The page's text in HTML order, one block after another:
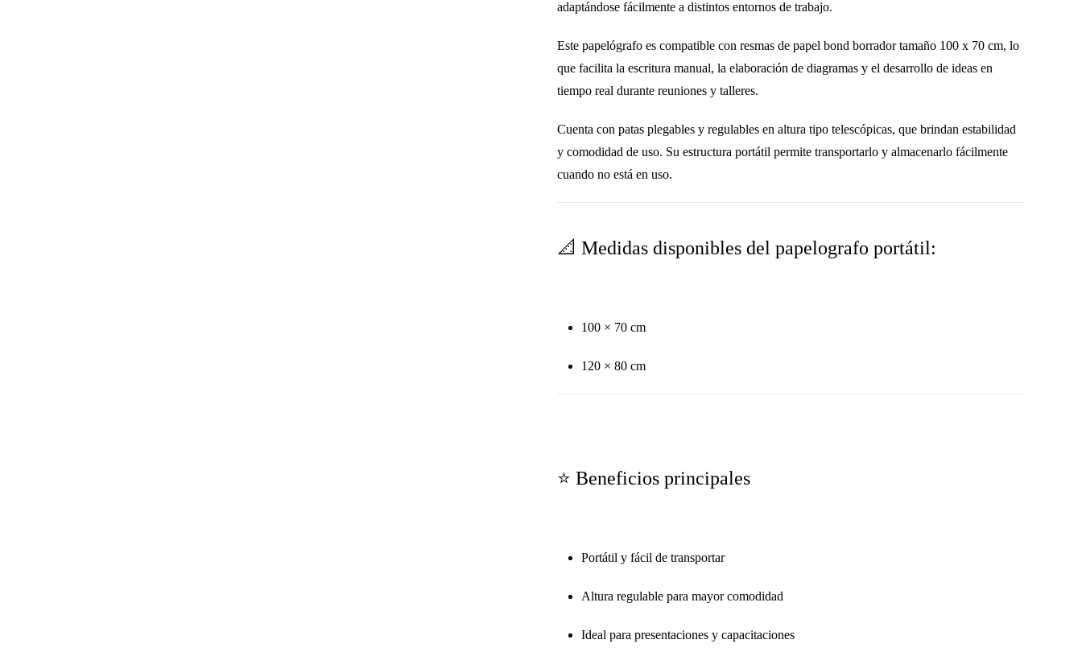
adaptándose fácilmente a distintos entornos de trabajo.
Este papelógrafo es compatible con resmas de papel bond borrador tamaño 100 x 70 cm, lo
que facilita la escritura manual, la elaboración de diagramas y el desarrollo de ideas en
tiempo real durante reuniones y talleres.
Cuenta con patas plegables y regulables en altura tipo telescópicas, que brindan estabilidad
y comodidad de uso. Su estructura portátil permite transportarlo y almacenarlo fácilmente
cuando no está en uso.
📐 Medidas disponibles del papelografo portátil:
100 × 70 cm
120 × 80 cm
⭐ Beneficios principales
Portátil y fácil de transportar
Altura regulable para mayor comodidad
Ideal para presentaciones y capacitaciones